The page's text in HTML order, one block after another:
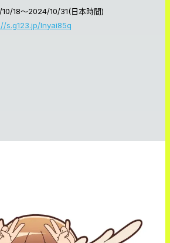
18～2024/10/31(日本時間)
s.g123.jp/lnyai85q